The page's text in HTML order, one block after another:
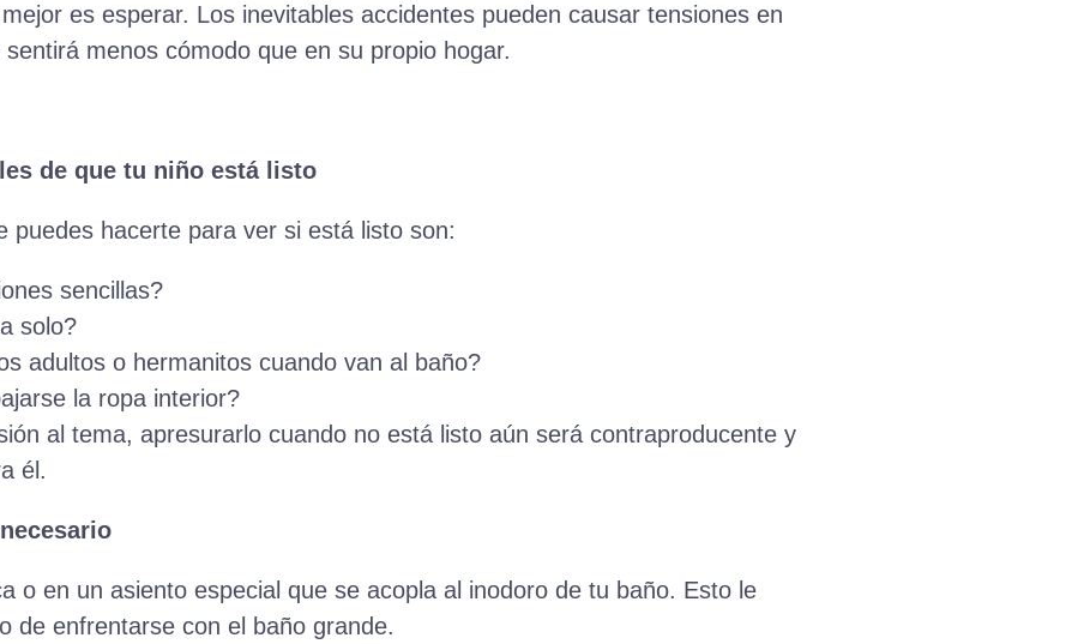
es esperar. Los inevitables accidentes pueden causar tensiones en
menos cómodo que en su propio hogar.
de que tu niño está listo
puedes hacerte para ver si está listo son:
sencillas?
solo?
adultos o hermanitos cuando van al baño?
la ropa interior?
al tema, apresurarlo cuando no está listo aún será contraproducente y
él.
o en un asiento especial que se acopla al inodoro de tu baño. Esto le
de enfrentarse con el baño grande.